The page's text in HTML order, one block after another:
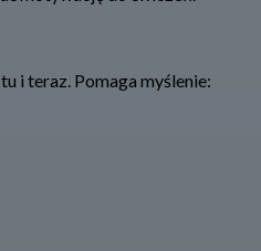
i teraz. Pomaga myślenie: